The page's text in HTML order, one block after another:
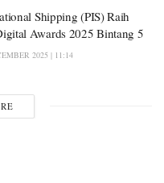
Shipping (PIS) Raih
Awards 2025 Bintang 5
2025 | 11:14